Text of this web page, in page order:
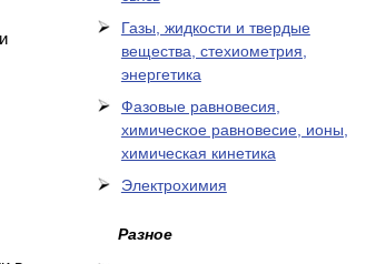
Газы, жидкости и твердые
вещества, стехиометрия,
энергетика
Фазовые равновесия,
химическое равновесие, ионы,
химическая кинетика
Электрохимия
Разное